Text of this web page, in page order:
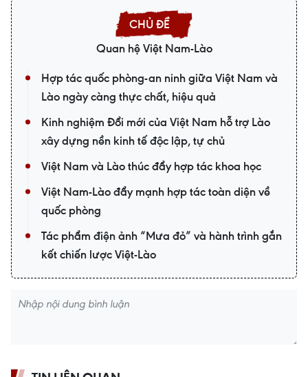
Quan hệ Việt Nam-Lào
Hợp tác quốc phòng-an ninh giữa Việt Nam và
Lào ngày càng thực chất, hiệu quả
Kinh nghiệm Đổi mới của Việt Nam hỗ trợ Lào
xây dựng nền kinh tế độc lập, tự chủ
Việt Nam và Lào thúc đẩy hợp tác khoa học
Việt Nam-Lào đẩy mạnh hợp tác toàn diện về
quốc phòng
Tác phẩm điện ảnh “Mưa đỏ” và hành trình gắn
kết chiến lược Việt-Lào